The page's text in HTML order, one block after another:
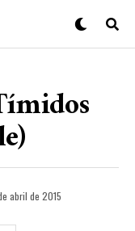
abril de 2015